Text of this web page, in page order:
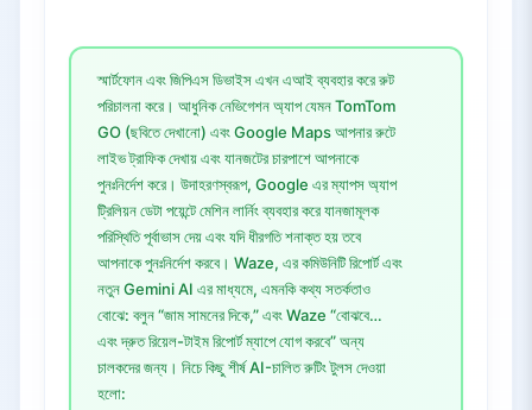
স্মার্টফোন এবং জিপিএস ডিভাইস এখন এআই ব্যবহার করে রুট
পরিচালনা করে। আধুনিক নেভিগেশন অ্যাপ যেমন TomTom
GO (ছবিতে দেখানো) এবং Google Maps আপনার রুটে
লাইভ ট্রাফিক দেখায় এবং যানজটের চারপাশে আপনাকে
পুনঃনির্দেশ করে। উদাহরণস্বরূপ, Google এর ম্যাপস অ্যাপ
ট্রিলিয়ন ডেটা পয়েন্টে মেশিন লার্নিং ব্যবহার করে যানজামূলক
পরিস্থিতি পূর্বাভাস দেয় এবং যদি ধীরগতি শনাক্ত হয় তবে
আপনাকে পুনঃনির্দেশ করবে। Waze, এর কমিউনিটি রিপোর্ট এবং
নতুন Gemini AI এর মাধ্যমে, এমনকি কথ্য সতর্কতাও
বোঝে: বলুন “জাম সামনের দিকে,” এবং Waze “বোঝবে…
এবং দ্রুত রিয়েল-টাইম রিপোর্ট ম্যাপে যোগ করবে” অন্য
চালকদের জন্য। নিচে কিছু শীর্ষ AI-চালিত রুটিং টুলস দেওয়া
হলো: